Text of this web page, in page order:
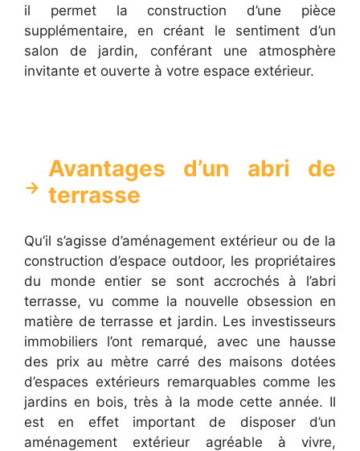
il permet la construction d’une pièce
supplémentaire, en créant le sentiment d’un
salon de jardin, conférant une atmosphère
invitante et ouverte à votre espace extérieur.
Avantages d’un abri de
terrasse
Qu’il s’agisse d’aménagement extérieur ou de la
construction d’espace outdoor, les propriétaires
du monde entier se sont accrochés à l’abri
terrasse, vu comme la nouvelle obsession en
matière de terrasse et jardin. Les investisseurs
immobiliers l’ont remarqué, avec une hausse
des prix au mètre carré des maisons dotées
d’espaces extérieurs remarquables comme les
jardins en bois, très à la mode cette année. Il
est en effet important de disposer d’un
aménagement extérieur agréable à vivre,